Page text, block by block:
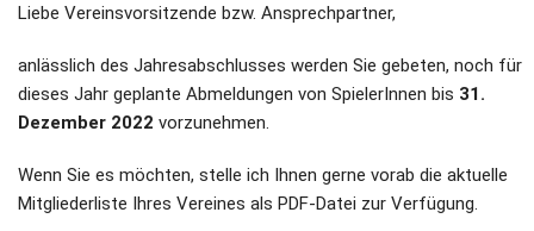
Liebe Vereinsvorsitzende bzw. Ansprechpartner,
anlässlich des Jahresabschlusses werden Sie gebeten, noch für
dieses Jahr geplante Abmeldungen von SpielerInnen bis 31.
Dezember 2022 vorzunehmen.
Wenn Sie es möchten, stelle ich Ihnen gerne vorab die aktuelle
Mitgliederliste Ihres Vereines als PDF-Datei zur Verfügung.